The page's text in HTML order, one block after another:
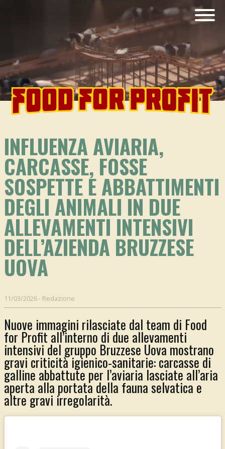
INFLUENZA AVIARIA,
CARCASSE, FOSSE
SOSPETTE E ABBATTIMENTI
DEGLI ANIMALI IN DUE
ALLEVAMENTI INTENSIVI
DELL’AZIENDA BRUZZESE
UOVA
11/03/2026- Redazione
Nuove immagini rilasciate dal team di Food
for Profit all’interno di due allevamenti
intensivi del gruppo Bruzzese Uova mostrano
gravi criticità igienico-sanitarie: carcasse di
galline abbattute per l’aviaria lasciate all’aria
aperta alla portata della fauna selvatica e
altre gravi irregolarità.